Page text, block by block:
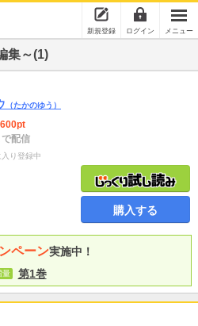
新規登録 ログイン メニュー
集～(1)
（たかのゆう）
600pt
で配信
り登録中
購入する
ペーン実施中！
量 第1巻